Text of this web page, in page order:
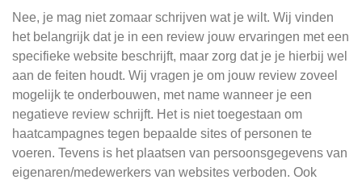
Nee, je mag niet zomaar schrijven wat je wilt. Wij vinden
het belangrijk dat je in een review jouw ervaringen met een
specifieke website beschrijft, maar zorg dat je je hierbij wel
aan de feiten houdt. Wij vragen je om jouw review zoveel
mogelijk te onderbouwen, met name wanneer je een
negatieve review schrijft. Het is niet toegestaan om
haatcampagnes tegen bepaalde sites of personen te
voeren. Tevens is het plaatsen van persoonsgegevens van
eigenaren/medewerkers van websites verboden. Ook